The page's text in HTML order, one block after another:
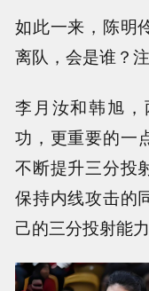
如此一来，陈明
离队，会是谁？
李月汝和韩旭
功，更重要的一
不断提升三分投
保持内线攻击的
己的三分投射能力